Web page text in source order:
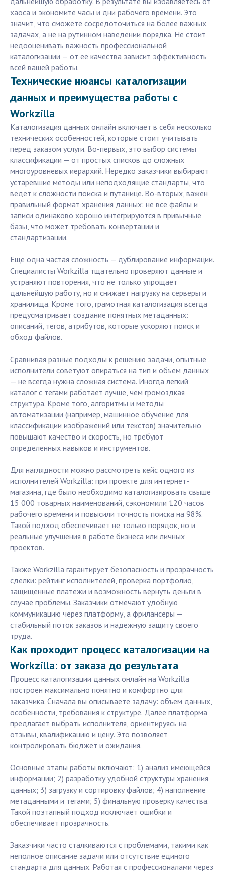
хаоса и экономите часы и дни рабочего времени. Это
значит, что сможете сосредоточиться на более важных
задачах, а не на рутинном наведении порядка. Не стоит
недооценивать важность профессиональной
каталогизации — от её качества зависит эффективность
всей вашей работы.
Технические нюансы каталогизации
данных и преимущества работы с
Workzilla
Каталогизация данных онлайн включает в себя несколько
технических особенностей, которые стоит учитывать
перед заказом услуги. Во-первых, это выбор системы
классификации — от простых списков до сложных
многоуровневых иерархий. Нередко заказчики выбирают
устаревшие методы или неподходящие стандарты, что
ведет к сложности поиска и путанице. Во-вторых, важен
правильный формат хранения данных: не все файлы и
записи одинаково хорошо интегрируются в привычные
базы, что может требовать конвертации и
стандартизации.
Еще одна частая сложность — дублирование информации.
Специалисты Workzilla тщательно проверяют данные и
устраняют повторения, что не только упрощает
дальнейшую работу, но и снижает нагрузку на серверы и
хранилища. Кроме того, грамотная каталогизация всегда
предусматривает создание понятных метаданных:
описаний, тегов, атрибутов, которые ускоряют поиск и
обход файлов.
Сравнивая разные подходы к решению задачи, опытные
исполнители советуют опираться на тип и объем данных
— не всегда нужна сложная система. Иногда легкий
каталог с тегами работает лучше, чем громоздкая
структура. Кроме того, алгоритмы и методы
автоматизации (например, машинное обучение для
классификации изображений или текстов) значительно
повышают качество и скорость, но требуют
определенных навыков и инструментов.
Для наглядности можно рассмотреть кейс одного из
исполнителей Workzilla: при проекте для интернет-
магазина, где было необходимо каталогизировать свыше
15 000 товарных наименований, сэкономили 120 часов
рабочего времени и повысили точность поиска на 98%.
Такой подход обеспечивает не только порядок, но и
реальные улучшения в работе бизнеса или личных
проектов.
Также Workzilla гарантирует безопасность и прозрачность
сделки: рейтинг исполнителей, проверка портфолио,
защищенные платежи и возможность вернуть деньги в
случае проблемы. Заказчики отмечают удобную
коммуникацию через платформу, а фрилансеры —
стабильный поток заказов и надежную защиту своего
труда.
Как проходит процесс каталогизации на
Workzilla: от заказа до результата
Процесс каталогизации данных онлайн на Workzilla
построен максимально понятно и комфортно для
заказчика. Сначала вы описываете задачу: объем данных,
особенности, требования к структуре. Далее платформа
предлагает выбрать исполнителя, ориентируясь на
отзывы, квалификацию и цену. Это позволяет
контролировать бюджет и ожидания.
Основные этапы работы включают: 1) анализ имеющейся
информации; 2) разработку удобной структуры хранения
данных; 3) загрузку и сортировку файлов; 4) наполнение
метаданными и тегами; 5) финальную проверку качества.
Такой поэтапный подход исключает ошибки и
обеспечивает прозрачность.
Заказчики часто сталкиваются с проблемами, такими как
неполное описание задачи или отсутствие единого
стандарта для данных. Работая с профессионалами через